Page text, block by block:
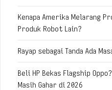
Kenapa Amerika Melarang
Produk Robot Lain?
Rayap sebagai Tanda Ada
Beli HP Bekas Flagship
Masih Gahar di 2026